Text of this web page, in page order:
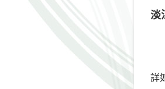
淡
詳